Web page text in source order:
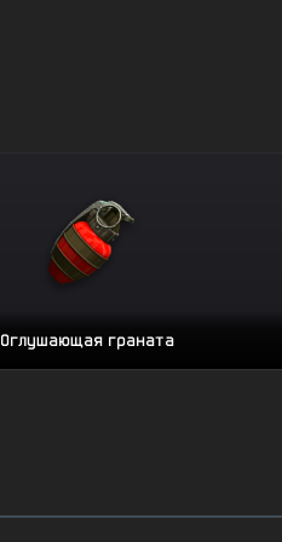
Оглушающая граната